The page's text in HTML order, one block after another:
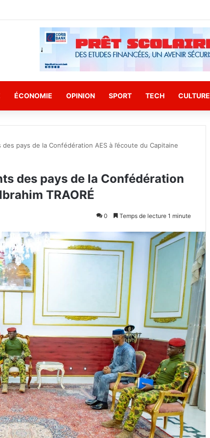
ÉCONOMIE OPINION SPORT TECH CULTURE
pays de la Confédération AES à l’écoute du Capitaine
des pays de la Confédération
TRAORÉ
0 Temps de lecture 1 minute